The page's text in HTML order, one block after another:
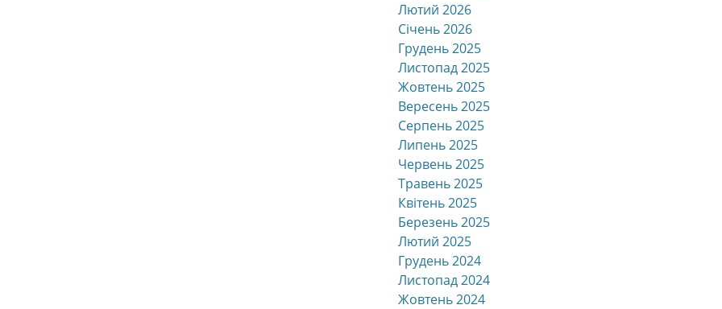
Лютий 2026
Січень 2026
Грудень 2025
Листопад 2025
Жовтень 2025
Вересень 2025
Серпень 2025
Липень 2025
Червень 2025
Травень 2025
Квітень 2025
Березень 2025
Лютий 2025
Грудень 2024
Листопад 2024
Жовтень 2024